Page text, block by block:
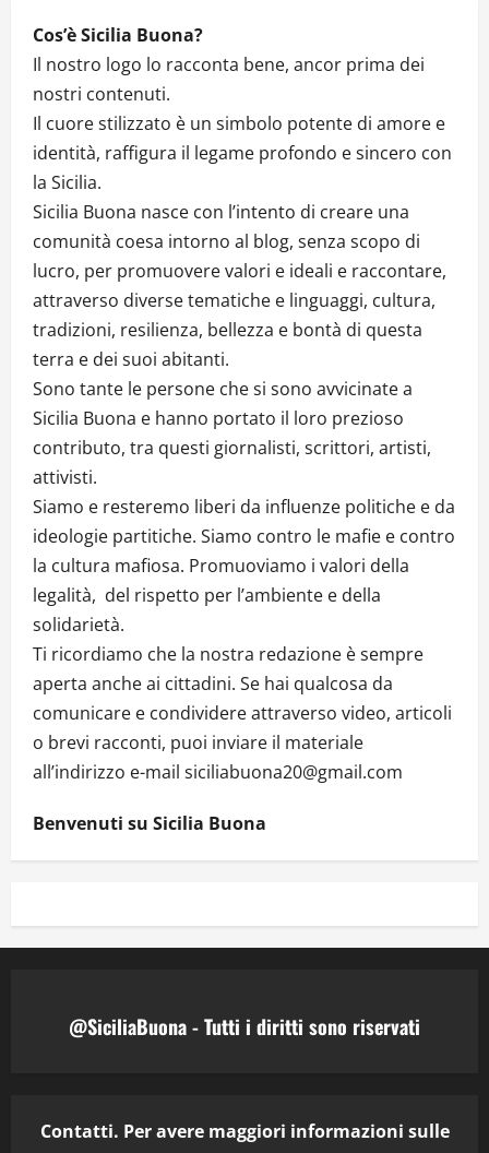
Cos’è Sicilia Buona?
Il nostro logo lo racconta bene, ancor prima dei
nostri contenuti.
Il cuore stilizzato è un simbolo potente di amore e
identità, raffigura il legame profondo e sincero con
la Sicilia.
Sicilia Buona nasce con l’intento di creare una
comunità coesa intorno al blog, senza scopo di
lucro, per promuovere valori e ideali e raccontare,
attraverso diverse tematiche e linguaggi, cultura,
tradizioni, resilienza, bellezza e bontà di questa
terra e dei suoi abitanti.
Sono tante le persone che si sono avvicinate a
Sicilia Buona e hanno portato il loro prezioso
contributo, tra questi giornalisti, scrittori, artisti,
attivisti.
Siamo e resteremo liberi da influenze politiche e da
ideologie partitiche. Siamo contro le mafie e contro
la cultura mafiosa. Promuoviamo i valori della
legalità, del rispetto per l’ambiente e della
solidarietà.
Ti ricordiamo che la nostra redazione è sempre
aperta anche ai cittadini. Se hai qualcosa da
comunicare e condividere attraverso video, articoli
o brevi racconti, puoi inviare il materiale
all’indirizzo e-mail siciliabuona20@gmail.com
Benvenuti su Sicilia Buona
@SiciliaBuona - Tutti i diritti sono riservati
Contatti. Per avere maggiori informazioni sulle